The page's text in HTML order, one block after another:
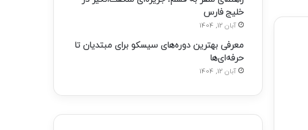
خلیج فارس
آبان 12, 1404
معرفی بهترین دوره‌های سیسکو برای مبتدیان تا
حرفه‌ای‌ها
آبان 12, 1404